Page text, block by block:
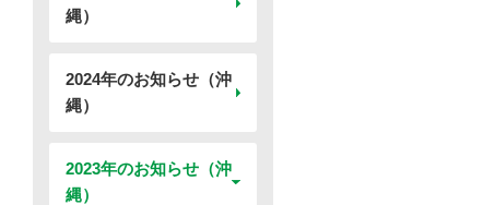
縄）
2024年のお知らせ（沖
縄）
2023年のお知らせ（沖
縄）